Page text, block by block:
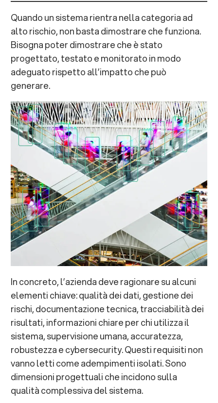
Quando un sistema rientra nella categoria ad
alto rischio, non basta dimostrare che funziona.
Bisogna poter dimostrare che è stato
progettato, testato e monitorato in modo
adeguato rispetto all’impatto che può
generare.
In concreto, l’azienda deve ragionare su alcuni
elementi chiave: qualità dei dati, gestione dei
rischi, documentazione tecnica, tracciabilità dei
risultati, informazioni chiare per chi utilizza il
sistema, supervisione umana, accuratezza,
robustezza e cybersecurity. Questi requisiti non
vanno letti come adempimenti isolati. Sono
dimensioni progettuali che incidono sulla
qualità complessiva del sistema.